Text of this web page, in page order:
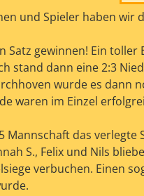
und Spieler haben wir
Satz gewinnen! Ein
stand dann eine 2:3
wurde es dann
waren im Einzel
Mannschaft das verlegte
S., Felix und Nils
verbuchen. Einen